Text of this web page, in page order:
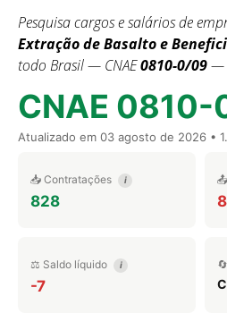
Pesquisa cargos e salários de
Extração de Basalto e
todo Brasil — CNAE0810-0/09—
CNAE
Atualizado em 03 agosto de 2026 •
📥 Contratações i
828
⚖️ Saldo líquido i
-7